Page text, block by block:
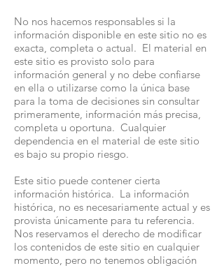
No nos hacemos responsables si la
información disponible en este sitio no es
exacta, completa o actual. El material en
este sitio es provisto solo para
información general y no debe confiarse
en ella o utilizarse como la única base
para la toma de decisiones sin consultar
primeramente, información más precisa,
completa u oportuna. Cualquier
dependencia en el material de este sitio
es bajo su propio riesgo.
Este sitio puede contener cierta
información histórica. La información
histórica, no es necesariamente actual y es
provista únicamente para tu referencia.
Nos reservamos el derecho de modificar
los contenidos de este sitio en cualquier
momento, pero no tenemos obligación